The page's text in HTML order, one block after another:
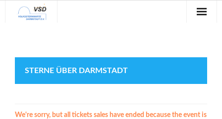
Veranstaltungen
STERNE ÜBER DARMSTADT
We're sorry, but all tickets sales have ended because the event is